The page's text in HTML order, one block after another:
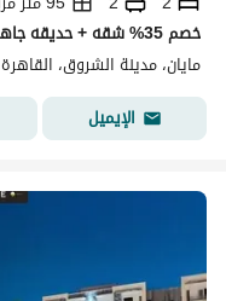
مايان، مدينة الشروق، القاهرة
الإيميل